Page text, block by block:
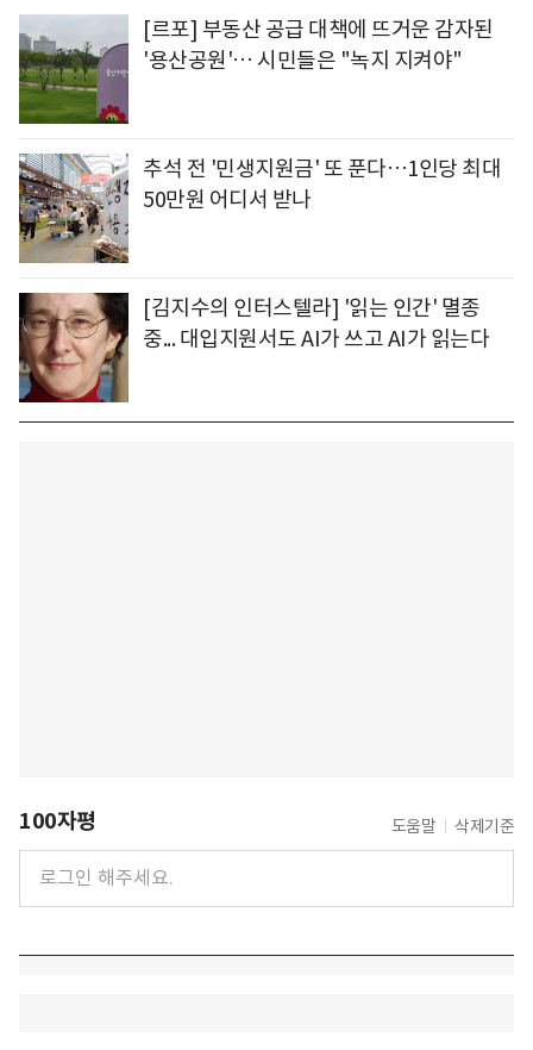
[르포] 부동산 공급 대책에 뜨거운 감자된
'용산공원'… 시민들은 "녹지 지켜야"
추석 전 '민생지원금' 또 푼다…1인당 최대
50만원 어디서 받나
[김지수의 인터스텔라] '읽는 인간' 멸종
중... 대입지원서도 AI가 쓰고 AI가 읽는다
100자평 도움말 삭제기준